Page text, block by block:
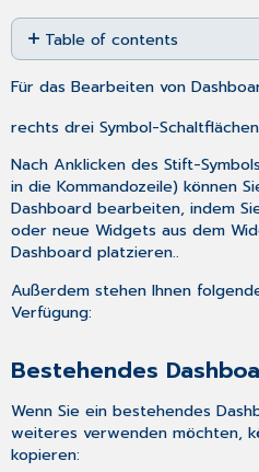
Save
as
PDF
Table of contents
Dashboard
Dashboard
ausblenden
Dashboard
einblenden
Dashboard
verschieben
Dashboard
löschen
Für das Bearbeiten von
rechts drei Symbol-
Nach Anklicken des Stift-
in die Kommandozeile) können
Dashboard bearbeiten, indem
oder neue Widgets aus dem
Dashboard platzieren..
Außerdem stehen Ihnen
Verfügung:
Bestehendes
Wenn Sie ein bestehendes
weiteres verwenden möchten,
kopieren: